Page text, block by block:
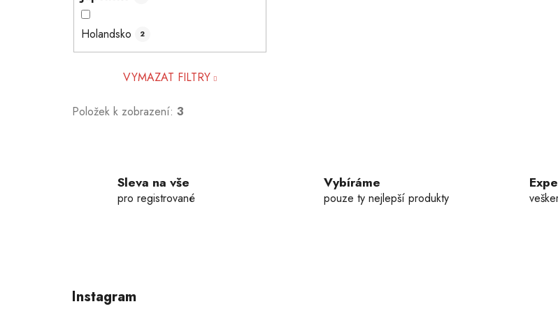
Holandsko 2
VYMAZAT FILTRY
Položek k zobrazení: 3
Sleva na vše
pro registrované
Vybíráme
pouze ty nejlepší produkty
Instagram